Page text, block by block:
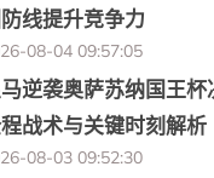
线提升竞争力
08-04 09:57:05
逆袭奥萨苏纳国王
战术与关键时刻解析
08-03 09:52:30